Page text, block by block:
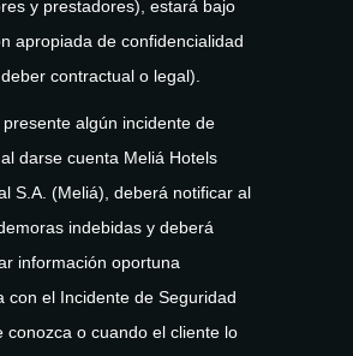
y prestadores), estará bajo
apropiada de confidencialidad
contractual o legal).
algún incidente de
darse cuenta Meliá Hotels
S.A. (Meliá), deberá notificar al
indebidas y deberá
información oportuna
con el Incidente de Seguridad
conozca o cuando el cliente lo